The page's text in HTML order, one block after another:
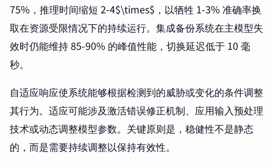
75%，推理时间缩短 2-4$\times$，以牺牲 1-3% 准确率换
取在资源受限情况下的持续运行。集成备份系统在主模型失
效时仍能维持 85-90% 的峰值性能，切换延迟低于 10 毫
秒。
自适应响应使系统能够根据检测到的威胁或变化的条件调整
其行为。适应可能涉及激活错误修正机制、应用输入预处理
技术或动态调整模型参数。关键原则是，稳健性不是静态
的，而是需要持续调整以保持有效性。